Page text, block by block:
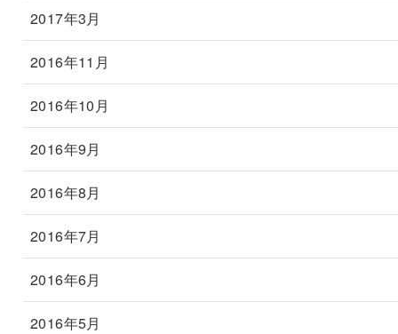
2017年3月
2016年11月
2016年10月
2016年9月
2016年8月
2016年7月
2016年6月
2016年5月